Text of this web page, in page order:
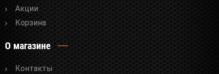
Акции
Корзина
О магазине
Контакты